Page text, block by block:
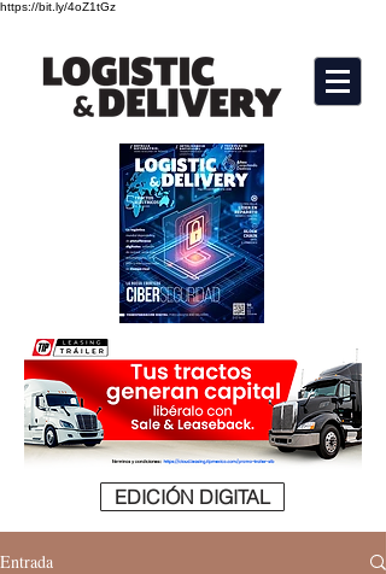
https://bit.ly/4oZ1tGz
EDICIÓN DIGITAL
Entrada